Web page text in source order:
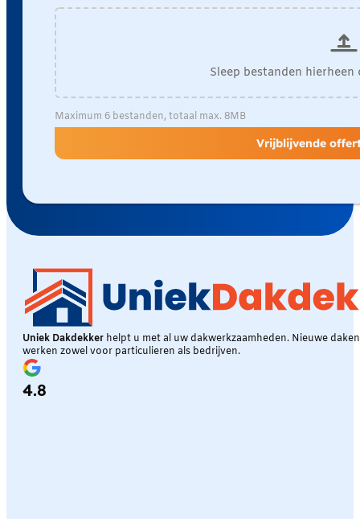
Sleep bestanden
Maximum 6 bestanden, totaal max. 8MB
Vrijblijvende
Uniek Dakdekker helpt u met al uw dakwerkzaamheden. Nieuwe
werken zowel voor particulieren als bedrijven.
4.8